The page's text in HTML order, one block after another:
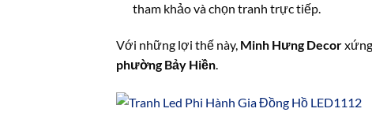
tham khảo và chọn tranh trực tiếp.
Với những lợi thế này, Minh Hưng Decor
phường Bảy Hiền.